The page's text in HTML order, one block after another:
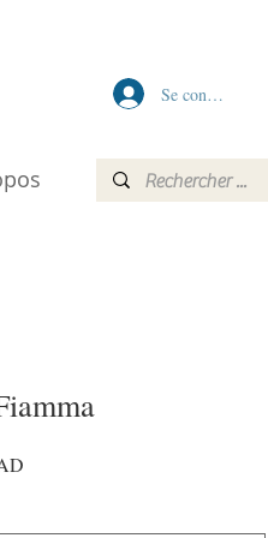
Se connecter